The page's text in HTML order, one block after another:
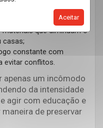
Aceitar
de descanso e evitar
que diminuam o
casas;
constante com
evitar conflitos.
apenas um incômodo
da intensidade
agir com educação e
de preservar